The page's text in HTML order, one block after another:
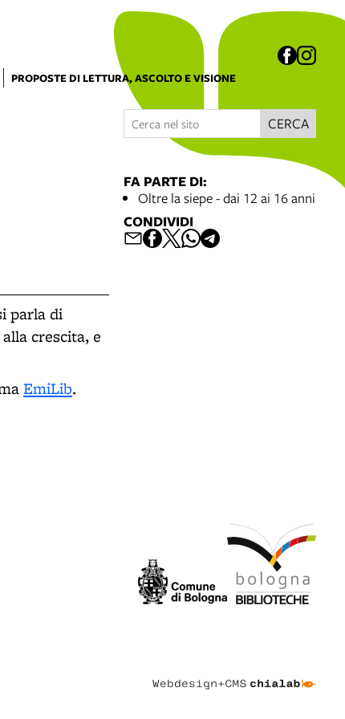
PROPOSTE DI LETTURA, ASCOLTO E VISIONE
CERCA
parla di
crescita, e
EmiLib.
FA PARTE DI:
Oltre la siepe - dai 12 ai 16 anni
CONDIVIDI